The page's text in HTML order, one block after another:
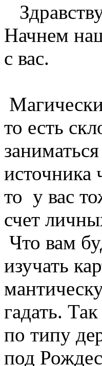
Начнем
с вас.
то есть
источника
то у вас
счет
Что вам
изучать
гадать.
по типу
под